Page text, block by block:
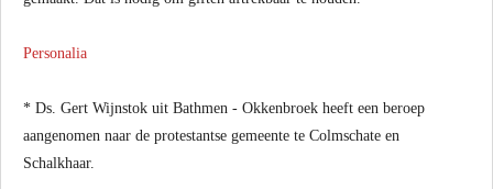
Personalia
* Ds. Gert Wijnstok uit Bathmen - Okkenbroek heeft een beroep
aangenomen naar de protestantse gemeente te Colmschate en
Schalkhaar.